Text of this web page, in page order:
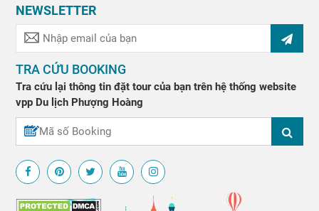
NEWSLETTER
TRA CỨU BOOKING
Tra cứu lại thông tin đặt tour của bạn trên hệ thống website
vpp Du lịch Phượng Hoàng
↑